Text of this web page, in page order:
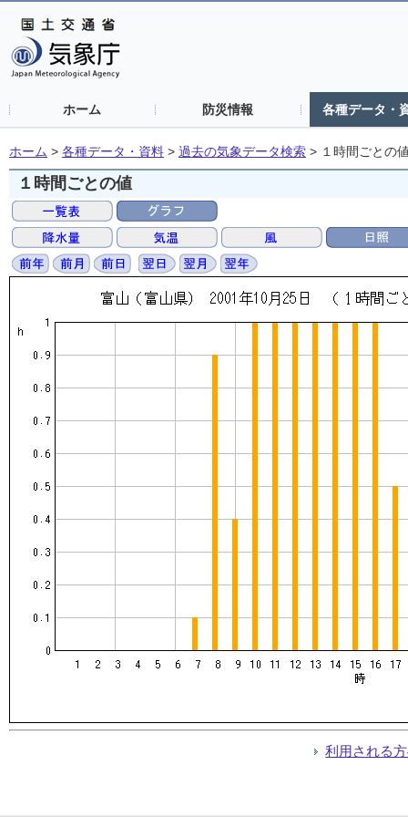
ホーム 防災情報 各種データ・
ホーム > 各種データ・資料 > 過去の気象データ検索 > １時間ごとの
１時間ごとの値
利用される